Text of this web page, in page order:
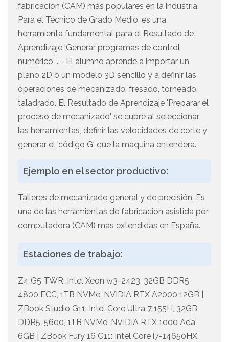
fabricación (CAM) más populares en la industria.
Para el Técnico de Grado Medio, es una
herramienta fundamental para el Resultado de
Aprendizaje 'Generar programas de control
numérico' . - El alumno aprende a importar un
plano 2D o un modelo 3D sencillo y a definir las
operaciones de mecanizado: fresado, torneado,
taladrado. El Resultado de Aprendizaje 'Preparar el
proceso de mecanizado' se cubre al seleccionar
las herramientas, definir las velocidades de corte y
generar el 'código G' que la máquina entenderá.
Ejemplo en el sector productivo:
Talleres de mecanizado general y de precisión. Es
una de las herramientas de fabricación asistida por
computadora (CAM) más extendidas en España.
Estaciones de trabajo:
Z4 G5 TWR: Intel Xeon w3-2423, 32GB DDR5-
4800 ECC, 1TB NVMe, NVIDIA RTX A2000 12GB |
ZBook Studio G11: Intel Core Ultra 7 155H, 32GB
DDR5-5600, 1TB NVMe, NVIDIA RTX 1000 Ada
6GB | ZBook Fury 16 G11: Intel Core i7-14650HX,